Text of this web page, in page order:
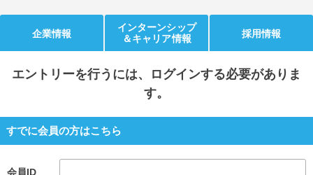
就活ニュースペーパー よくある質問
企業情報
インターンシップ
＆キャリア情報
採用情報
エントリーを行うには、ログインする必要がありま
す。
すでに会員の方はこちら
会員ID